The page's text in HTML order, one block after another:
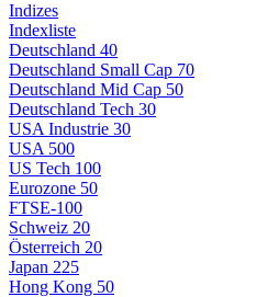
Indizes
Indexliste
Deutschland 40
Deutschland Small Cap 70
Deutschland Mid Cap 50
Deutschland Tech 30
USA Industrie 30
USA 500
US Tech 100
Eurozone 50
FTSE-100
Schweiz 20
Österreich 20
Japan 225
Hong Kong 50